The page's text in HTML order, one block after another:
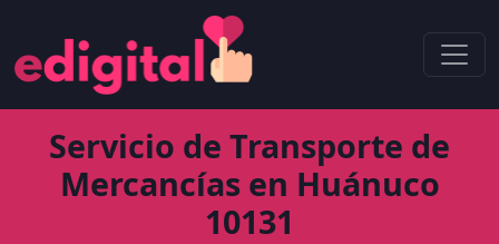
Servicio de Transporte de
Mercancías en Huánuco
10131